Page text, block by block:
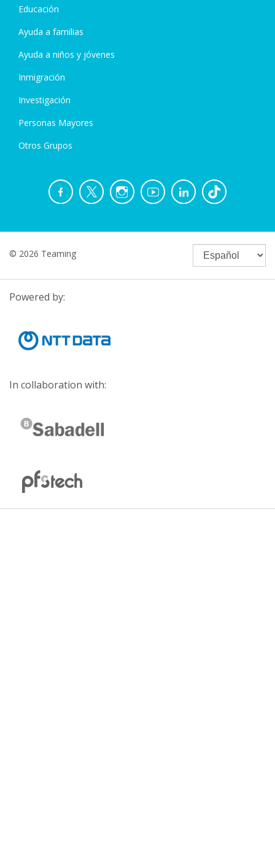
Educación
Ayuda a familias
Ayuda a niños y jóvenes
Inmigración
Investigación
Personas Mayores
Otros Grupos
© 2026 Teaming
Powered by:
In collaboration with: